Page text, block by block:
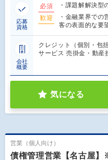
応募
資格
必須
・課題解解決型
歓迎
・金融業界で
客の表面的な要
会社
概要
クレジット（個別・包
サービス 売掛金・動産
気になる
営業（個人向け）
債権管理営業【名古屋